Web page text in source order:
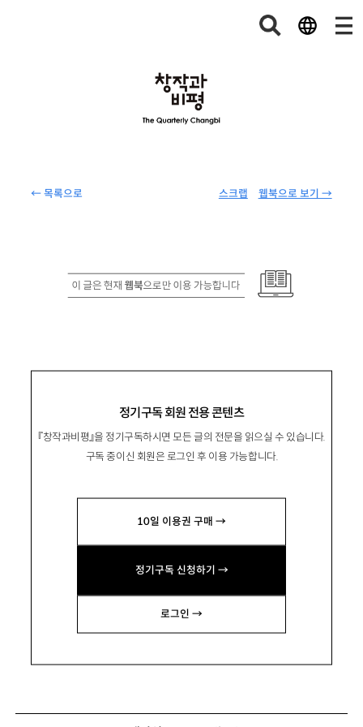
← 목록으로 웹북으로 보기 →
스크랩
정기구독 회원 전용 콘텐츠
『창작과비평』을 정기구독하시면 모든 글의 전문을 읽으실 수 있습니다.
구독 중이신 회원은 로그인 후 이용 가능합니다.
10일 이용권 구매 →
정기구독 신청하기 →
로그인 →